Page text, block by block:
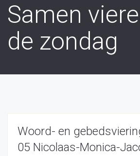
Samen
de zondag
Woord- en
05 Nicolaas-Monica-